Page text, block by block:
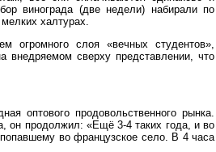
винограда (две недели) набирали по
халтурах.
огромного слоя «вечных студентов»,
сверху представлении, что
оптового продовольственного рынка.
он продолжил: «Ещё 3-4 таких года, и во
во французское село. В 4 часа